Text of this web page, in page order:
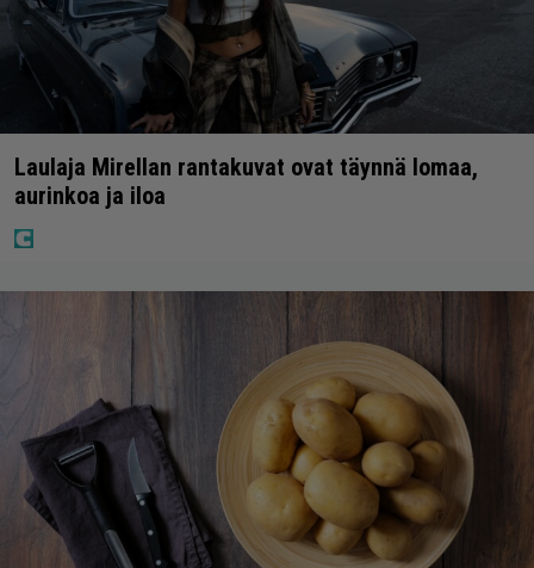
Laulaja Mirellan rantakuvat ovat täynnä lomaa,
aurinkoa ja iloa